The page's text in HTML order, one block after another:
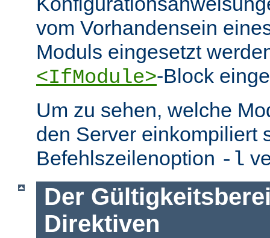
vom Vorhandensein
Moduls eingesetzt
<IfModule>-Block
Um zu sehen, welche
den Server einkompiliert
Befehlszeilenoption -l
Der
Direktiven